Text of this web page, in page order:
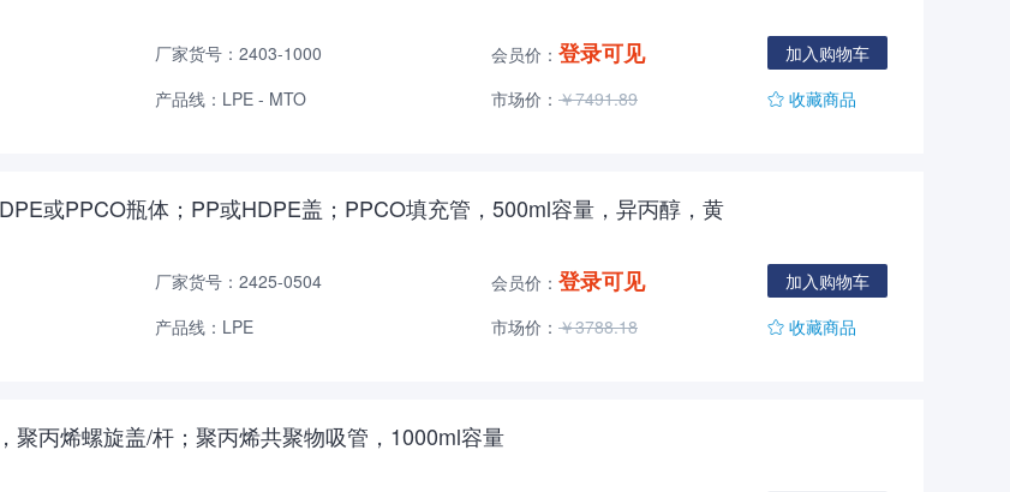
厂家货号：2403-1000
产品线：LPE - MTO
会员价： 登录可见
市场价： ￥7491.89
加入购物车
收藏商品
或PPCO瓶体；PP或HDPE盖；PPCO填充管，500ml容量，异丙醇，黄
厂家货号：2425-0504
产品线：LPE
会员价： 登录可见
市场价： ￥3788.18
加入购物车
收藏商品
聚丙烯螺旋盖/杆；聚丙烯共聚物吸管，1000ml容量